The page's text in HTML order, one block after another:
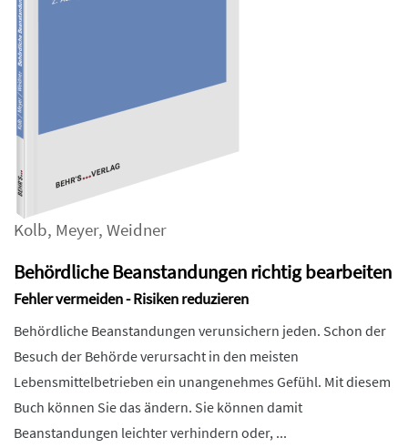
Kolb, Meyer, Weidner
Behördliche Beanstandungen richtig bearbeiten
Fehler vermeiden - Risiken reduzieren
Behördliche Beanstandungen verunsichern jeden. Schon der
Besuch der Behörde verursacht in den meisten
Lebensmittelbetrieben ein unangenehmes Gefühl. Mit diesem
Buch können Sie das ändern. Sie können damit
Beanstandungen leichter verhindern oder, ...